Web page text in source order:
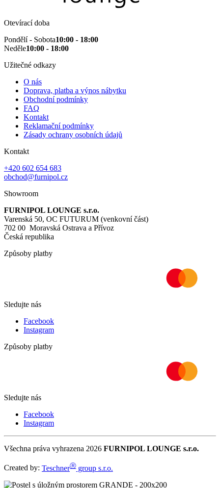
Otevírací doba
Pondělí - Sobota10:00 - 18:00
Neděle10:00 - 18:00
Užitečné odkazy
O nás
Doprava, platba a výnos nábytku
Obchodní podmínky
FAQ
Kontakt
Reklamační podmínky
Zásady ochrany osobních údajů
Kontakt
+420 602 654 683
obchod@furnipol.cz
Showroom
FURNIPOL LOUNGE s.r.o.
Varenská 50, OC FUTURUM (venkovní část)
702 00 Moravská Ostrava a Přívoz
Česká republika
Způsoby platby
Sledujte nás
Facebook
Instagram
Způsoby platby
Sledujte nás
Facebook
Instagram
Všechna práva vyhrazena 2026 FURNIPOL LOUNGE s.r.o.
Created by: TeschnerⓇ group s.r.o.